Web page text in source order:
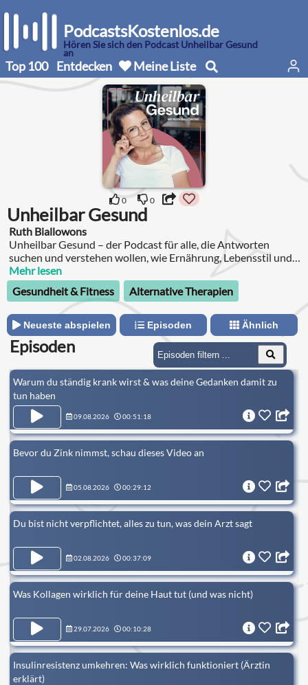
PodcastsKostenlos.de
Hören Sie sich den Podcast Unheilbar Gesund
an
Top 100 Entdecken Meine Liste
0 0
Unheilbar Gesund
Ruth Biallowons
Unheilbar Gesund – der Podcast für alle, die Antworten
suchen und verstehen wollen, wie Ernährung, Lebensstil und
nachhaltige Veränderungen zu echter Heilung führen.
Mehr lesen
Gesundheit & Fitness
Alternative Therapien
Neueste abspielen Episoden Ähnlich
Episoden
Warum du ständig krank wirst & was deine Gedanken damit zu
tun haben
09.08.2026 00:51:18
Bevor du Zink nimmst, schau dieses Video an
05.08.2026 00:29:12
Du bist nicht verpflichtet, alles zu tun, was dein Arzt sagt
02.08.2026 00:37:09
Was Kollagen wirklich für deine Haut tut (und was nicht)
29.07.2026 00:10:28
Insulinresistenz umkehren: Was wirklich funktioniert (Ärztin
erklärt)